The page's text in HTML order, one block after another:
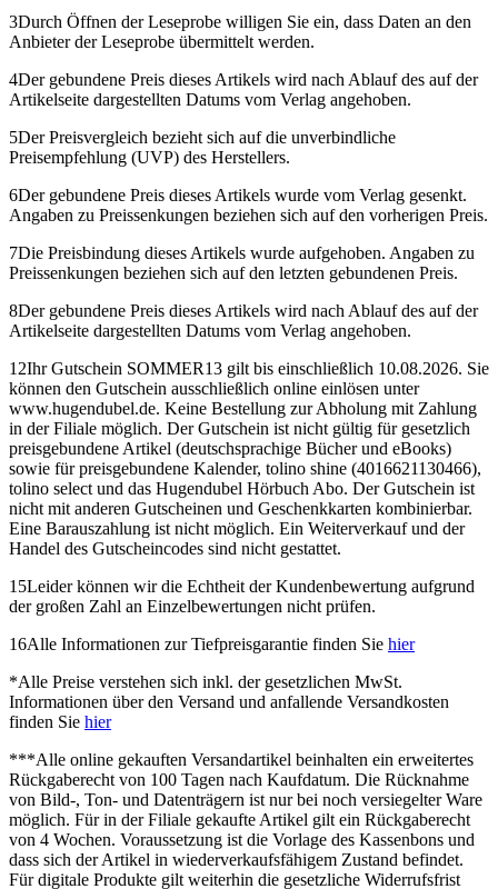
3Durch Öffnen der Leseprobe willigen Sie ein, dass Daten an den
Anbieter der Leseprobe übermittelt werden.
4Der gebundene Preis dieses Artikels wird nach Ablauf des auf der
Artikelseite dargestellten Datums vom Verlag angehoben.
5Der Preisvergleich bezieht sich auf die unverbindliche
Preisempfehlung (UVP) des Herstellers.
6Der gebundene Preis dieses Artikels wurde vom Verlag gesenkt.
Angaben zu Preissenkungen beziehen sich auf den vorherigen Preis.
7Die Preisbindung dieses Artikels wurde aufgehoben. Angaben zu
Preissenkungen beziehen sich auf den letzten gebundenen Preis.
8Der gebundene Preis dieses Artikels wird nach Ablauf des auf der
Artikelseite dargestellten Datums vom Verlag angehoben.
12Ihr Gutschein SOMMER13 gilt bis einschließlich 10.08.2026. Sie
können den Gutschein ausschließlich online einlösen unter
www.hugendubel.de. Keine Bestellung zur Abholung mit Zahlung
in der Filiale möglich. Der Gutschein ist nicht gültig für gesetzlich
preisgebundene Artikel (deutschsprachige Bücher und eBooks)
sowie für preisgebundene Kalender, tolino shine (4016621130466),
tolino select und das Hugendubel Hörbuch Abo. Der Gutschein ist
nicht mit anderen Gutscheinen und Geschenkkarten kombinierbar.
Eine Barauszahlung ist nicht möglich. Ein Weiterverkauf und der
Handel des Gutscheincodes sind nicht gestattet.
15Leider können wir die Echtheit der Kundenbewertung aufgrund
der großen Zahl an Einzelbewertungen nicht prüfen.
16Alle Informationen zur Tiefpreisgarantie finden Sie hier
*Alle Preise verstehen sich inkl. der gesetzlichen MwSt.
Informationen über den Versand und anfallende Versandkosten
finden Sie hier
***Alle online gekauften Versandartikel beinhalten ein erweitertes
Rückgaberecht von 100 Tagen nach Kaufdatum. Die Rücknahme
von Bild-, Ton- und Datenträgern ist nur bei noch versiegelter Ware
möglich. Für in der Filiale gekaufte Artikel gilt ein Rückgaberecht
von 4 Wochen. Voraussetzung ist die Vorlage des Kassenbons und
dass sich der Artikel in wiederverkaufsfähigem Zustand befindet.
Für digitale Produkte gilt weiterhin die gesetzliche Widerrufsfrist